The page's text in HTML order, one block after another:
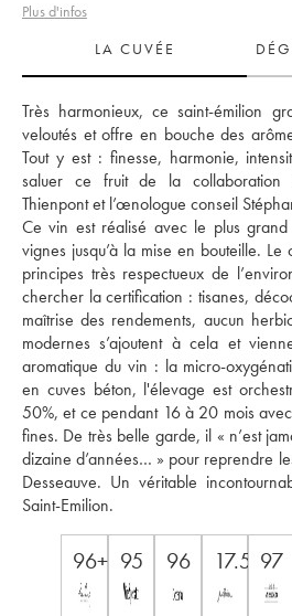
Plus d'infos
LA CUVÉE
Très harmonieux, ce saint-émilion
veloutés et offre en bouche des
Tout y est : finesse, harmonie,
saluer ce fruit de la collaboration
Thienpont et l’œnologue conseil
Ce vin est réalisé avec le plus
vignes jusqu’à la mise en bouteille.
principes très respectueux de
chercher la certification : tisanes,
maîtrise des rendements, aucun
modernes s’ajoutent à cela et
aromatique du vin : la micro-
en cuves béton, l'élevage est
50%, et ce pendant 16 à 20 mois
fines. De très belle garde, il « n’est
dizaine d’années… » pour reprendre
Desseauve. Un véritable
Saint-Emilion.
96+ 95 96 17.5 97